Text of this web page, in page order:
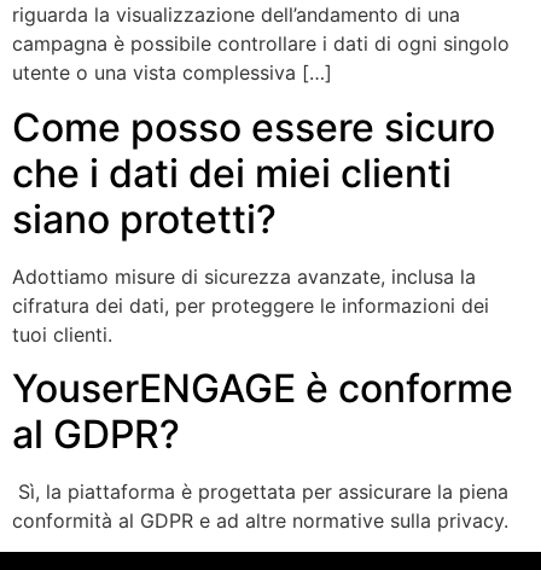
riguarda la visualizzazione dell’andamento di una
campagna è possibile controllare i dati di ogni singolo
utente o una vista complessiva […]
Come posso essere sicuro
che i dati dei miei clienti
siano protetti?
Adottiamo misure di sicurezza avanzate, inclusa la
cifratura dei dati, per proteggere le informazioni dei
tuoi clienti.
YouserENGAGE è conforme
al GDPR?
Sì, la piattaforma è progettata per assicurare la piena
conformità al GDPR e ad altre normative sulla privacy.